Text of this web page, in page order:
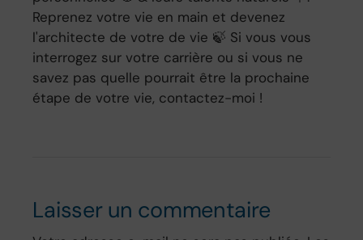
Reprenez votre vie en main et devenez
l'architecte de votre de vie 🍃 Si vous vous
interrogez sur votre carrière ou si vous ne
savez pas quelle pourrait être la prochaine
étape de votre vie, contactez-moi !
Laisser un commentaire